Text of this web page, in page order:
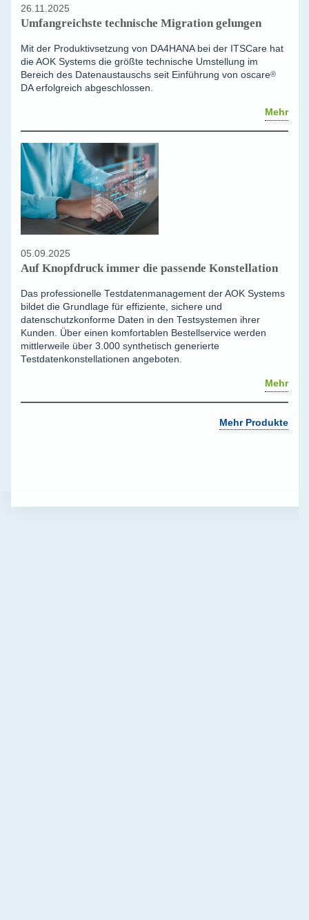
26.11.2025
Umfangreichste technische Migration gelungen
Mit der Produktivsetzung von DA4HANA bei der ITSCare hat
die AOK Systems die größte technische Umstellung im
Bereich des Datenaustauschs seit Einführung von oscare®
DA erfolgreich abgeschlossen.
Mehr
05.09.2025
Auf Knopfdruck immer die passende Konstellation
Das professionelle Testdatenmanagement der AOK Systems
bildet die Grundlage für effiziente, sichere und
datenschutzkonforme Daten in den Testsystemen ihrer
Kunden. Über einen komfortablen Bestellservice werden
mittlerweile über 3.000 synthetisch generierte
Testdatenkonstellationen angeboten.
Mehr
Mehr Produkte